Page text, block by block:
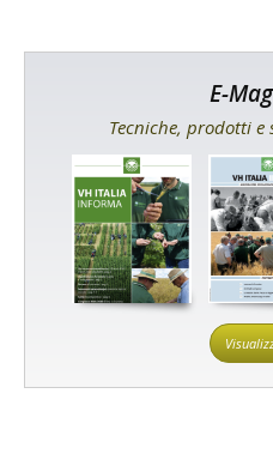
E-
Tecniche, prodotti e